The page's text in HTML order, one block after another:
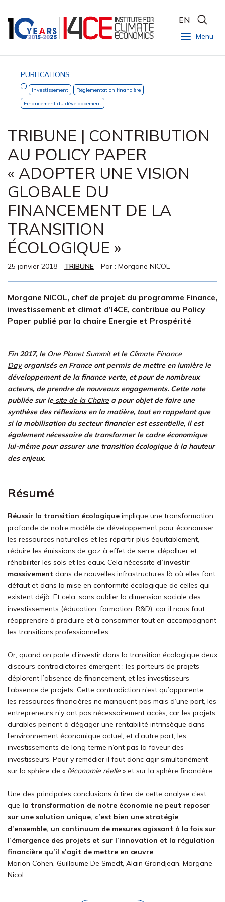
Menu
EN
PUBLICATIONS
Investissement
Réglementation financière
Financement du développement
TRIBUNE | CONTRIBUTION
AU POLICY PAPER
« ADOPTER UNE VISION
GLOBALE DU
FINANCEMENT DE LA
TRANSITION
ÉCOLOGIQUE »
25 janvier 2018 - TRIBUNE - Par : Morgane NICOL
Morgane NICOL, chef de projet du programme Finance,
investissement et climat d’I4CE, contribue au Policy
Paper publié par la chaire Energie et Prospérité
Fin 2017, le One Planet Summitet le Climate Finance
Dayorganisés en France ont permis de mettre en lumière le
développement de la finance verte, et pour de nombreux
acteurs, de prendre de nouveaux engagements. Cette note
publiée sur lesite de la Chairea pour objet de faire une
synthèse des réflexions en la matière, tout en rappelant que
si la mobilisation du secteur financier est essentielle, il est
également nécessaire de transformer le cadre économique
lui-même pour assurer une transition écologique à la hauteur
des enjeux.
Résumé
Réussir la transition écologique implique une transformation
profonde de notre modèle de développement pour économiser
les ressources naturelles et les répartir plus équitablement,
réduire les émissions de gaz à effet de serre, dépolluer et
réhabiliter les sols et les eaux. Cela nécessite d’investir
massivement dans de nouvelles infrastructures là où elles font
défaut et dans la mise en conformité écologique de celles qui
existent déjà. Et cela, sans oublier la dimension sociale des
investissements (éducation, formation, R&D), car il nous faut
réapprendre à produire et à consommer tout en accompagnant
les transitions professionnelles.
Or, quand on parle d’investir dans la transition écologique deux
discours contradictoires émergent : les porteurs de projets
déplorent l’absence de financement, et les investisseurs
l’absence de projets. Cette contradiction n’est qu’apparente :
les ressources financières ne manquent pas mais d’une part, les
entrepreneurs n’y ont pas nécessairement accès, car les projets
durables peinent à dégager une rentabilité intrinsèque dans
l’environnement économique actuel, et d’autre part, les
investissements de long terme n’ont pas la faveur des
investisseurs. Pour y remédier il faut donc agir simultanément
sur la sphère de « l’économie réelle » et sur la sphère financière.
Une des principales conclusions à tirer de cette analyse c’est
que la transformation de notre économie ne peut reposer
sur une solution unique, c’est bien une stratégie
d’ensemble, un continuum de mesures agissant à la fois sur
l’émergence des projets et sur l’innovation et la régulation
financière qu’il s’agit de mettre en œuvre.
Marion Cohen, Guillaume De Smedt, Alain Grandjean, Morgane
Nicol